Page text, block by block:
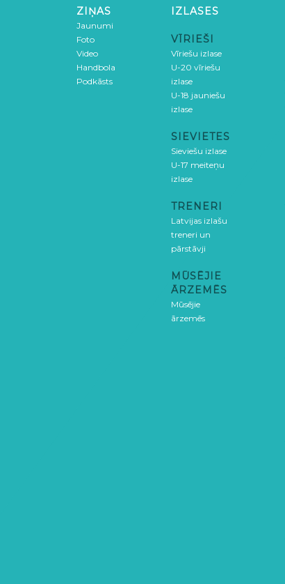
ZIŅAS
Jaunumi
Foto
Video
Handbola
Podkāsts
IZLASES
VĪRIEŠI
Vīriešu izlase
U-20 vīriešu
izlase
U-18 jauniešu
izlase
SIEVIETES
Sieviešu izlase
U-17 meiteņu
izlase
TRENERI
Latvijas izlašu
treneri un
pārstāvji
MŪSĒJIE
ĀRZEMĒS
Mūsējie
ārzemēs